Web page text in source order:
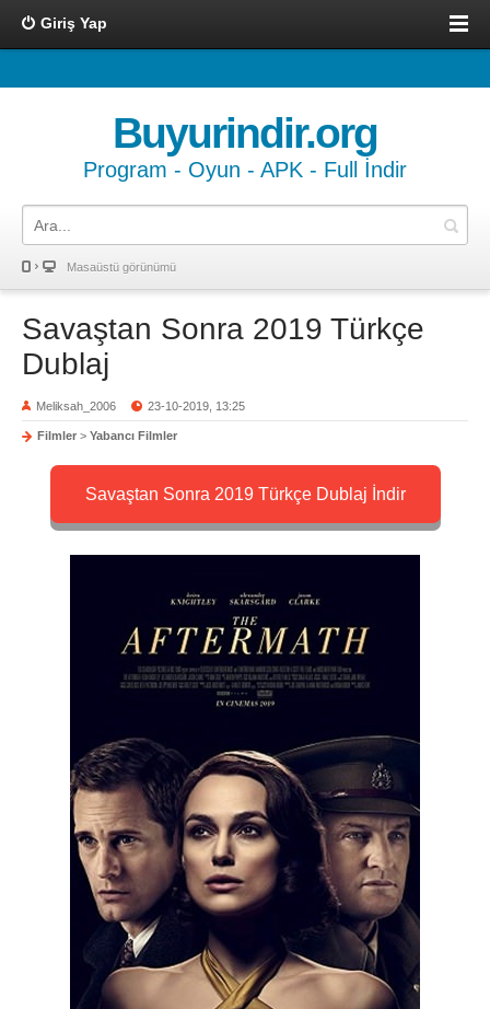
Giriş Yap
Buyurindir.org
Program - Oyun - APK - Full İndir
Masaüstü görünümü
Savaştan Sonra 2019 Türkçe
Dublaj
Meliksah_2006 23-10-2019, 13:25
Filmler > Yabancı Filmler
Savaştan Sonra 2019 Türkçe Dublaj İndir